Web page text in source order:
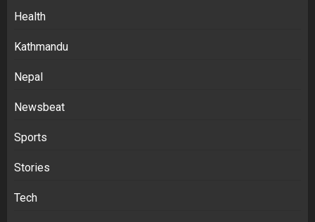
Health
Kathmandu
Nepal
Newsbeat
Sports
Stories
Tech